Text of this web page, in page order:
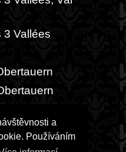
a
Používáním
3 Vallées
ambasád